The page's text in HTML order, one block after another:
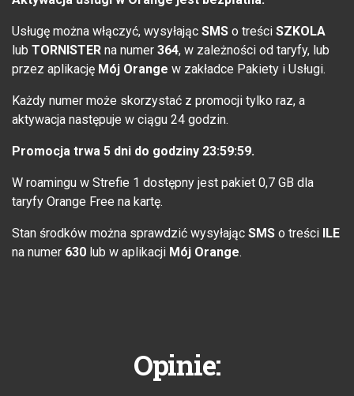
Usługę można włączyć, wysyłając SMS o treści SZKOLA
lub TORNISTER na numer 364, w zależności od taryfy, lub
przez aplikację Mój Orange w zakładce Pakiety i Usługi.
Każdy numer może skorzystać z promocji tylko raz, a
aktywacja następuje w ciągu 24 godzin.
Promocja trwa 5 dni do godziny 23:59:59.
W roamingu w Strefie 1 dostępny jest pakiet 0,7 GB dla
taryfy Orange Free na kartę.
Stan środków można sprawdzić wysyłając SMS o treści ILE
na numer 630 lub w aplikacji Mój Orange.
Opinie: